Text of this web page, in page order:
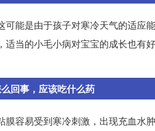
能是由于孩子对寒冷天气的适应
当的小毛小病对宝宝的成长也有
回事，应该吃什么药
容易受到寒冷刺激，出现充血水